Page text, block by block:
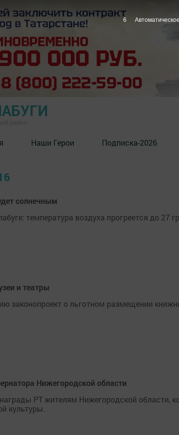
Наши Герои Подписка-2026
солнечным
температура воздуха прогреется до 27
и театры
законопроект о льготном размещении
Нижегородской области
РТ жителям Нижегородской области,
культуры.
5